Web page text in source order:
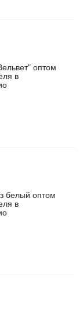
оптом
в
белый оптом
в